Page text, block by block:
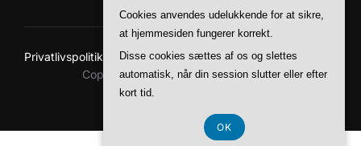
Privatlivspolitik
Copyright © 2026 Baskerville Boliger
Inspiro Theme
CVR 37 40 77 39
Cookies anvendes udelukkende for at sikre,
at hjemmesiden fungerer korrekt.
Disse cookies sættes af os og slettes
automatisk, når din session slutter eller efter
kort tid.
OK